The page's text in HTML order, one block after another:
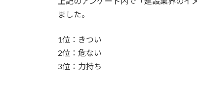
ました。
1位：きつい
2位：危ない
3位：力持ち